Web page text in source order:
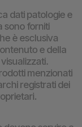
dati patologie e
sono forniti
è esclusiva
e della
menzionati
registrati dei